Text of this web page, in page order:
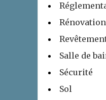
Rénovation
Salle de
Sécurité
Sol